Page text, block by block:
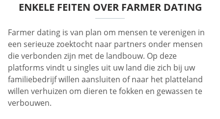
ENKELE FEITEN OVER FARMER DATING
Farmer dating is van plan om mensen te verenigen in
een serieuze zoektocht naar partners onder mensen
die verbonden zijn met de landbouw. Op deze
platforms vindt u singles uit uw land die zich bij uw
familiebedrijf willen aansluiten of naar het platteland
willen verhuizen om dieren te fokken en gewassen te
verbouwen.